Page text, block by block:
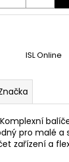
ISL Online
pro malé a
zařízení a